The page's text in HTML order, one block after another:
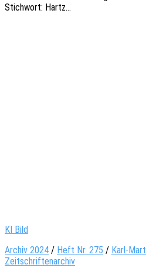
Stich­wort: Hartz…
KI Bild
Archiv 2024 / Heft Nr. 275 / Karl-
Zeitschriftenarchiv